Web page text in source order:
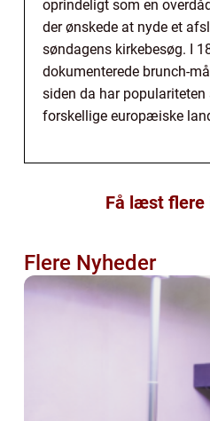
oprindeligt som en
der ønskede at nyde et
søndagens kirkebesøg. I
dokumenterede brunch-
siden da har
forskellige europæiske
Få læst flere
Flere Nyheder